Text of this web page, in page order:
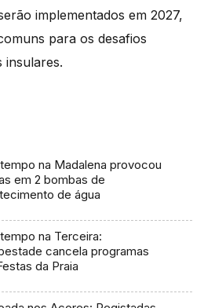
implementados em 2027,
para os desafios
insulares.
na Madalena provocou
em 2 bombas de
de água
na Terceira:
cancela programas
da Praia